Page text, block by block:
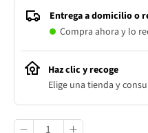
Entrega a domicilio o
Compra ahora y lo
Haz clic y recoge
Elige una tienda y